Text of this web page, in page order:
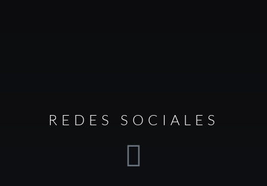
REDES SOCIALES